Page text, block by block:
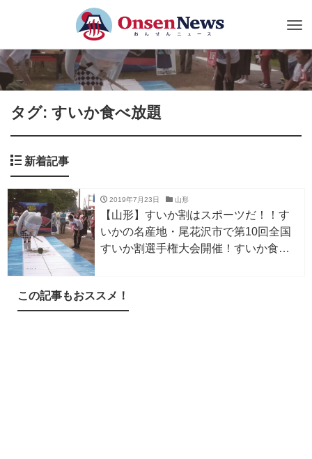
タグ: すいか食べ放題
新着記事
2019年7月23日 山形
【山形】すいか割はスポーツだ！！す
いかの名産地・尾花沢市で第10回全国
すいか割選手権大会開催！すいか食べ
この記事もおススメ！